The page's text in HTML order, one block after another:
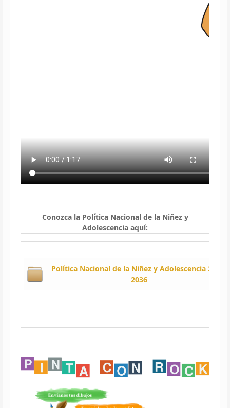
Conozca la Política Nacional de la Niñez y
Adolescencia aquí:
Política Nacional de la Niñez y Adolescencia 2024-
2036